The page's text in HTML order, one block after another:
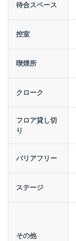
待合スペース
控室
喫煙所
クローク
フロア貸し切
り
バリアフリー
ステージ
その他